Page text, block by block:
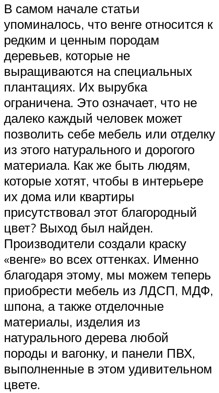
В самом начале статьи
упоминалось, что венге относится к
редким и ценным породам
деревьев, которые не
выращиваются на специальных
плантациях. Их вырубка
ограничена. Это означает, что не
далеко каждый человек может
позволить себе мебель или отделку
из этого натурального и дорогого
материала. Как же быть людям,
которые хотят, чтобы в интерьере
их дома или квартиры
присутствовал этот благородный
цвет? Выход был найден.
Производители создали краску
«венге» во всех оттенках. Именно
благодаря этому, мы можем теперь
приобрести мебель из ЛДСП, МДФ,
шпона, а также отделочные
материалы, изделия из
натурального дерева любой
породы и вагонку, и панели ПВХ,
выполненные в этом удивительном
цвете.